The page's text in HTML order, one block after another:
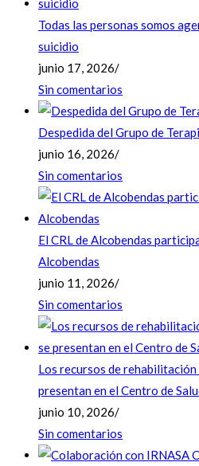
Todas las personas somos
suicidio
junio 17, 2026/
Sin comentarios
Despedida del Grupo de
junio 16, 2026/
Sin comentarios
El CRL de Alcobendas
Alcobendas
junio 11, 2026/
Sin comentarios
Los recursos de
presentan en el Centro de
junio 10, 2026/
Sin comentarios